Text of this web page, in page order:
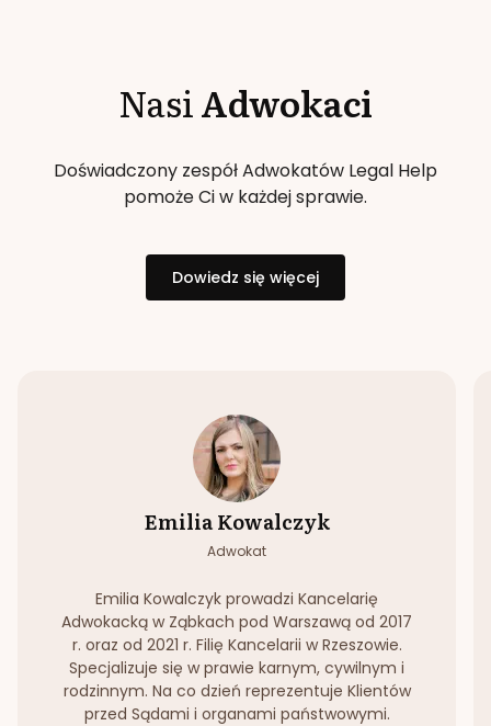
NasiAdwokaci
Doświadczony zespół Adwokatów Legal Help
pomoże Ci w każdej sprawie.
Dowiedz się więcej
Emilia Kowalczyk
Adwokat
Emilia Kowalczyk prowadzi Kancelarię
Adwokacką w Ząbkach pod Warszawą od 2017
r. oraz od 2021 r. Filię Kancelarii w Rzeszowie.
Specjalizuje się w prawie karnym, cywilnym i
rodzinnym. Na co dzień reprezentuje Klientów
przed Sądami i organami państwowymi.